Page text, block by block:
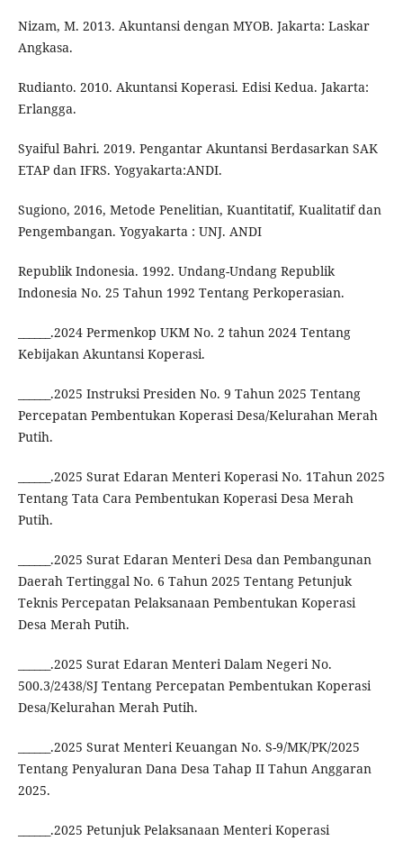
Nizam, M. 2013. Akuntansi dengan MYOB. Jakarta: Laskar
Angkasa.
Rudianto. 2010. Akuntansi Koperasi. Edisi Kedua. Jakarta:
Erlangga.
Syaiful Bahri. 2019. Pengantar Akuntansi Berdasarkan SAK
ETAP dan IFRS. Yogyakarta:ANDI.
Sugiono, 2016, Metode Penelitian, Kuantitatif, Kualitatif dan
Pengembangan. Yogyakarta : UNJ. ANDI
Republik Indonesia. 1992. Undang-Undang Republik
Indonesia No. 25 Tahun 1992 Tentang Perkoperasian.
______.2024 Permenkop UKM No. 2 tahun 2024 Tentang
Kebijakan Akuntansi Koperasi.
______.2025 Instruksi Presiden No. 9 Tahun 2025 Tentang
Percepatan Pembentukan Koperasi Desa/Kelurahan Merah
Putih.
______.2025 Surat Edaran Menteri Koperasi No. 1Tahun 2025
Tentang Tata Cara Pembentukan Koperasi Desa Merah
Putih.
______.2025 Surat Edaran Menteri Desa dan Pembangunan
Daerah Tertinggal No. 6 Tahun 2025 Tentang Petunjuk
Teknis Percepatan Pelaksanaan Pembentukan Koperasi
Desa Merah Putih.
______.2025 Surat Edaran Menteri Dalam Negeri No.
500.3/2438/SJ Tentang Percepatan Pembentukan Koperasi
Desa/Kelurahan Merah Putih.
______.2025 Surat Menteri Keuangan No. S-9/MK/PK/2025
Tentang Penyaluran Dana Desa Tahap II Tahun Anggaran
2025.
______.2025 Petunjuk Pelaksanaan Menteri Koperasi